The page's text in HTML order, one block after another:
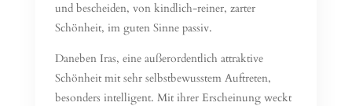
und bescheiden, von kindlich-reiner, zarter
Schönheit, im guten Sinne passiv.
Daneben Iras, eine außerordentlich attraktive
Schönheit mit sehr selbstbewusstem Auftreten,
besonders intelligent. Mit ihrer Erscheinung weckt